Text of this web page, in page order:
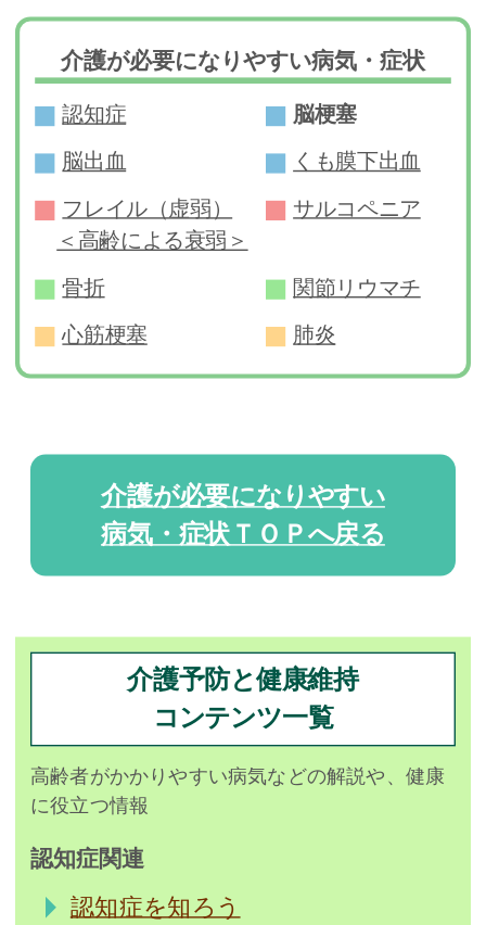
介護が必要になりやすい病気・症状
認知症 脳梗塞
脳出血 くも膜下出血
フレイル（虚弱）
＜高齢による衰弱＞
サルコペニア
骨折 関節リウマチ
心筋梗塞 肺炎
介護が必要になりやすい
病気・症状ＴＯＰへ戻る
介護予防と健康維持
コンテンツ一覧
高齢者がかかりやすい病気などの解説や、健康
に役立つ情報
認知症関連
認知症を知ろう